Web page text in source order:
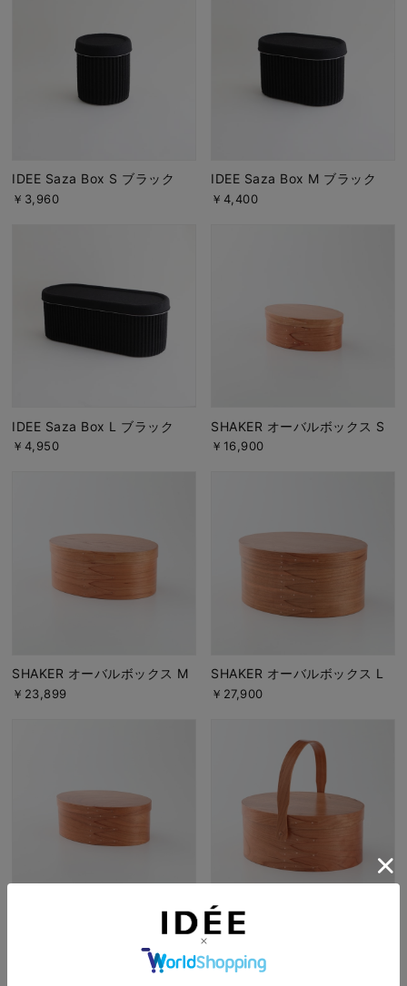
IDEE Saza Box S ブラック
￥3,960
IDEE Saza Box M ブラック
￥4,400
IDEE Saza Box L ブラック
￥4,950
SHAKER オーバルボックス S
￥16,900
SHAKER オーバルボックス M
￥23,899
SHAKER オーバルボックス L
￥27,900
SHAKER ジュエリーボックス
SHAKER スウィングハンドル
ボックス L
￥31,900